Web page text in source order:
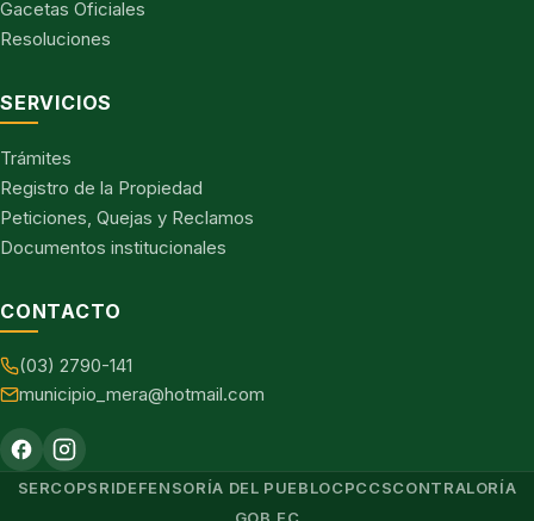
Gacetas Oficiales
Resoluciones
SERVICIOS
Trámites
Registro de la Propiedad
Peticiones, Quejas y Reclamos
Documentos institucionales
CONTACTO
(03) 2790-141
municipio_mera@hotmail.com
SERCOPSRIDEFENSORÍA DEL PUEBLOCPCCSCONTRALORÍA